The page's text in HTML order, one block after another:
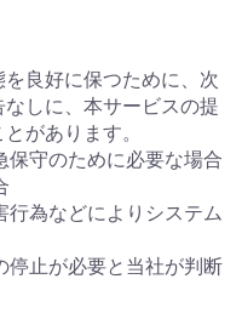
良好に保つために、次
しに、本サービスの提
があります。
保守のために必要な場合
行為などによりシステム
停止が必要と当社が判断